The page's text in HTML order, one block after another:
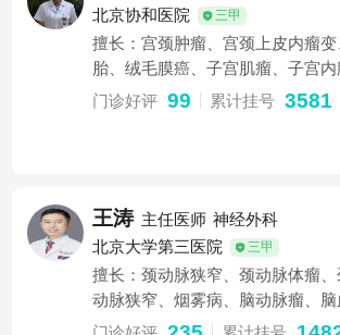
北京协和医院 三甲
擅长：宫颈肿瘤、宫颈上皮内瘤
胎、绒毛膜癌、子宫肌瘤、子宫
息肉、子宫内膜增生、子宫内膜异
肉、宫颈糜烂、宫颈炎、多囊卵
门诊好评 99 累计挂号 3581
王涛 主任医师 神经外科
北京大学第三医院 三甲
擅长：颈动脉狭窄、颈动脉体瘤
动脉狭窄、烟雾病、脑动脉瘤、
瘤、脑损伤、脑积水、小脑扁桃体